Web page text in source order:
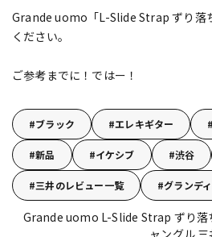
Grande uomo「L-Slide Strap ずり落
ください。
ご参考までに！ではー！
ブラック エレキギター
新品 イケシブ 渋谷
三井のレビュー一覧 グランデ
Grande uomo L-Slide Strap ずり落
ャングル